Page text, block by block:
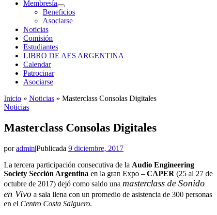
Membresía
Beneficios
Asociarse
Noticias
Comisión
Estudiantes
LIBRO DE AES ARGENTINA
Calendar
Patrocinar
Asociarse
Inicio » Noticias » Masterclass Consolas Digitales
Noticias
Masterclass Consolas Digitales
poradmin|Publicada 9 diciembre, 2017
La tercera participación consecutiva de la Audio Engineering
Society Sección Argentina en la gran Expo – CAPER (25 al 27 de
octubre de 2017) dejó como saldo una masterclass de Sonido
en Vivo a sala llena con un promedio de asistencia de 300 personas
en el Centro Costa Salguero.